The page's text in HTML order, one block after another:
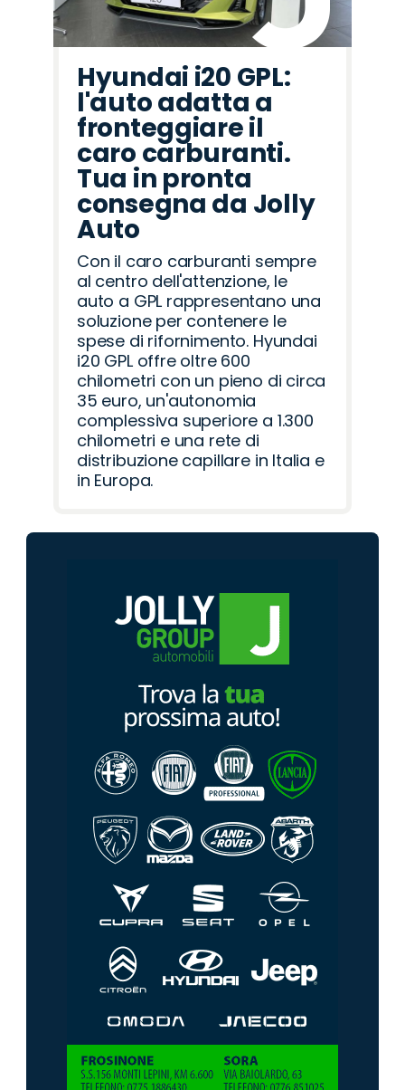
Hyundai i20 GPL:
l'auto adatta a
fronteggiare il
caro carburanti.
Tua in pronta
consegna da Jolly
Auto
Con il caro carburanti sempre
al centro dell'attenzione, le
auto a GPL rappresentano una
soluzione per contenere le
spese di rifornimento. Hyundai
i20 GPL offre oltre 600
chilometri con un pieno di circa
35 euro, un'autonomia
complessiva superiore a 1.300
chilometri e una rete di
distribuzione capillare in Italia e
in Europa.